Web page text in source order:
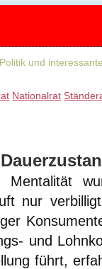
und
Nationalrat
nur
und
führt,